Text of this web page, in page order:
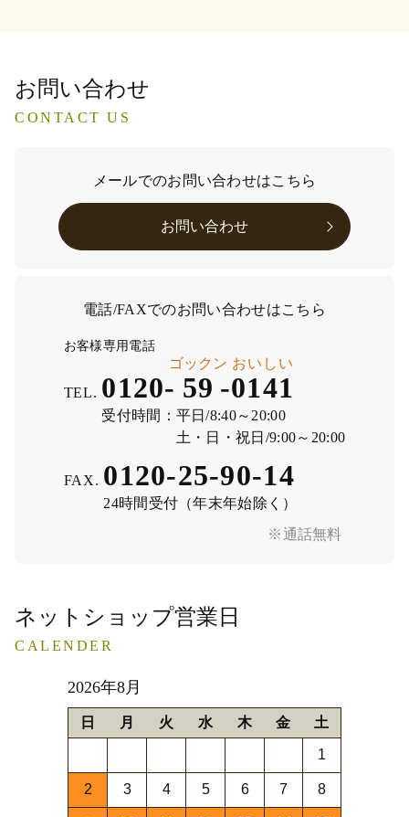
お問い合わせ
CONTACT US
メールでのお問い合わせはこちら
お問い合わせ
電話/FAXでのお問い合わせはこちら
※通話無料
お客様専用電話
TEL. 0120- 59
ゴックン
-0141
おいしい
受付時間： 平日/8:40～20:00
土・日・祝日/9:00～20:00
FAX. 0120-25-90-14
24時間受付（年末年始除く）
ネットショップ営業日
CALENDER
2026年8月
日 月 火 水 木 金 土
1
2 3 4 5 6 7 8